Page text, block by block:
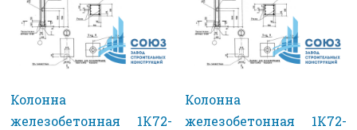
Колонна
железобетонная 1К72-
Колонна
железобетонная 1К72-